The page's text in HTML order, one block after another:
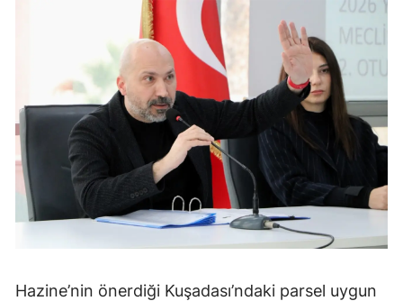
Hazine’nin önerdiği Kuşadası’ndaki parsel uygun